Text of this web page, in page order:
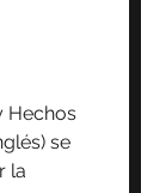
Hechos
se
la